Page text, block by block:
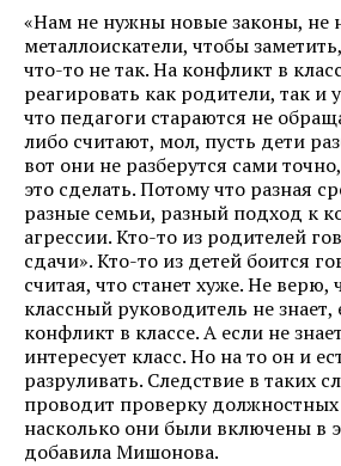
«Нам не нужны новые законы, не
металлоискатели, чтобы
что-то не так. На конфликт в
реагировать как родители, так и
что педагоги стараются не
либо считают, мол, пусть дети
вот они не разберутся сами
это сделать. Потому что разная
разные семьи, разный подход к
агрессии. Кто-то из родителей
сдачи». Кто-то из детей боится
считая, что станет хуже. Не верю,
классный руководитель не знает,
конфликт в классе. А если не
интересует класс. Но на то он и
разруливать. Следствие в таких
проводит проверку
насколько они были включены в
добавила Мишонова.